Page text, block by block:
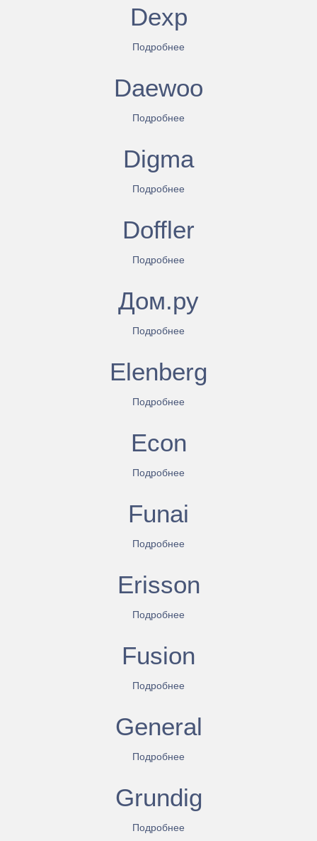
Dexp
Подробнее
Daewoo
Подробнее
Digma
Подробнее
Doffler
Подробнее
Дом.ру
Подробнее
Elenberg
Подробнее
Econ
Подробнее
Funai
Подробнее
Erisson
Подробнее
Fusion
Подробнее
General
Подробнее
Grundig
Подробнее